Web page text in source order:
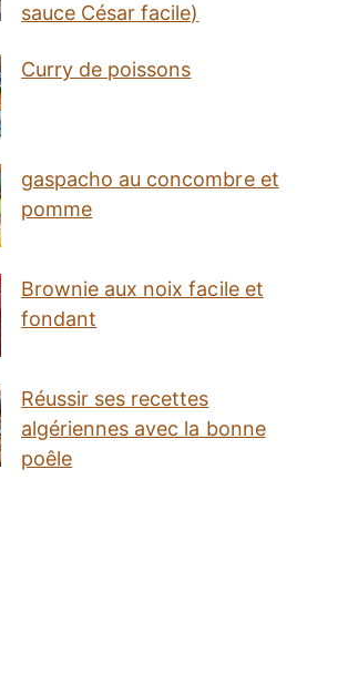
sauce César facile)
Curry de poissons
gaspacho au concombre et
pomme
Brownie aux noix facile et
fondant
Réussir ses recettes
algériennes avec la bonne
poêle